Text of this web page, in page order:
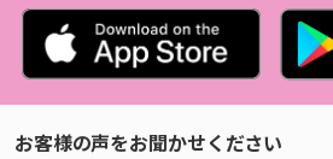
お客様の声をお聞かせください